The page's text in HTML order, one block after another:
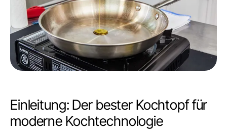
Einleitung: Der bester Kochtopf für
moderne Kochtechnologie